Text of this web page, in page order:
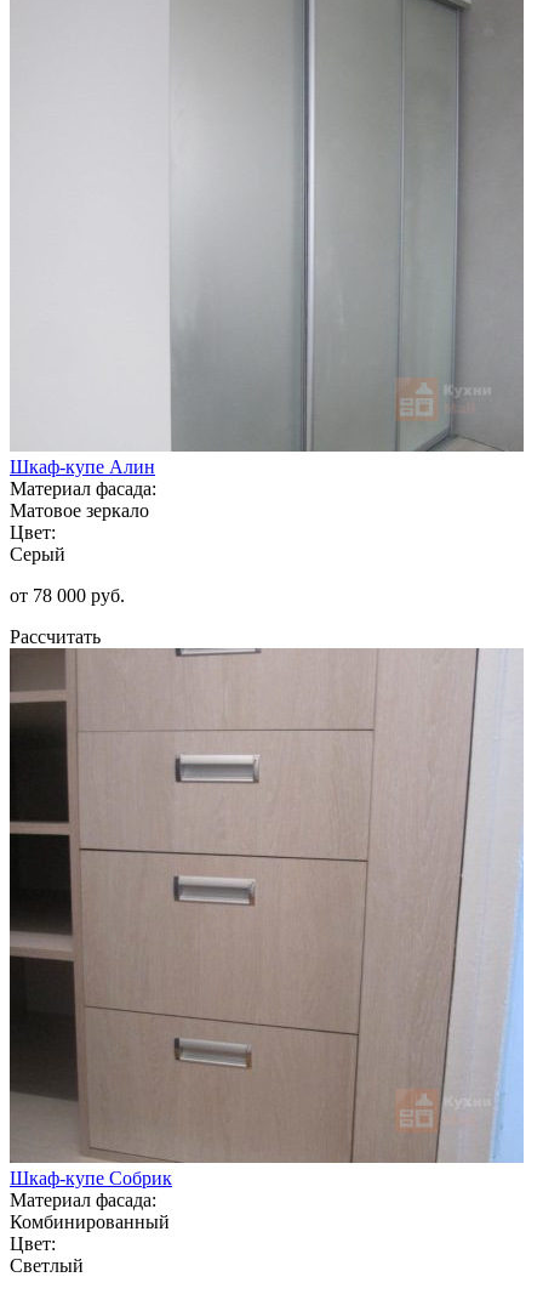
Шкаф-купе Алин
Материал фасада:
Матовое зеркало
Цвет:
Серый
от 78 000 руб.
Рассчитать
Шкаф-купе Собрик
Материал фасада:
Комбинированный
Цвет:
Светлый